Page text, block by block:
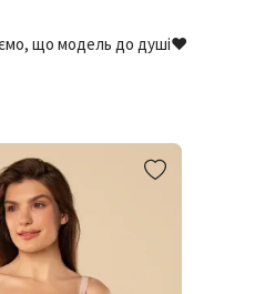
що модель до душі❤️